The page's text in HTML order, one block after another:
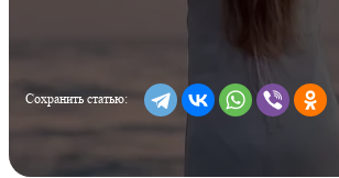
Сохранить статью: